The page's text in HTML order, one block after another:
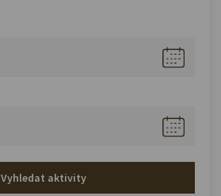
Vyhledat aktivity